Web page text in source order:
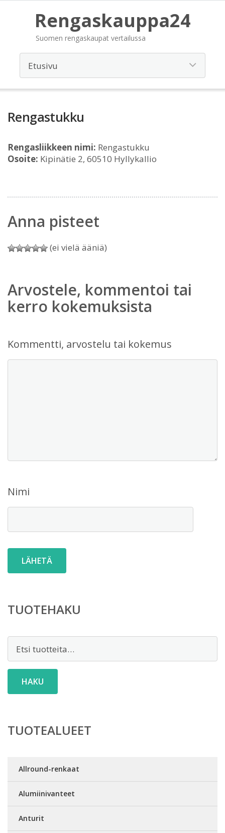
Rengaskauppa24
Suomen rengaskaupat vertailussa
Rengastukku
Rengasliikkeen nimi: Rengastukku
Osoite: Kipinätie 2, 60510 Hyllykallio
Anna pisteet
(ei vielä ääniä)
Arvostele, kommentoi tai
kerro kokemuksista
Kommentti, arvostelu tai kokemus
Nimi
TUOTEHAKU
HAKU
TUOTEALUEET
Allround-renkaat
Alumiinivanteet
Anturit